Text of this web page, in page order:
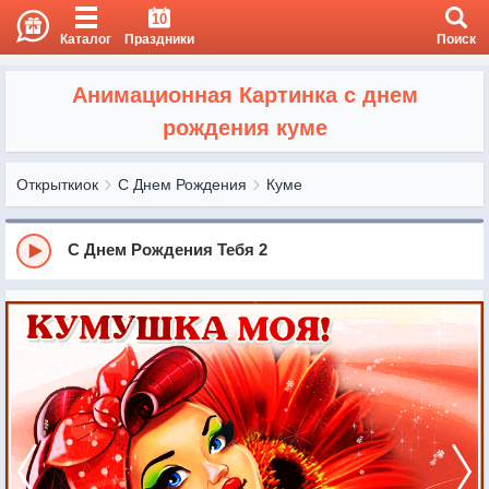
Каталог
10
Праздники Поиск
Анимационная Картинка с днем
рождения куме
Открыткиок С Днем Рождения Куме
С Днем Рождения Тебя 2